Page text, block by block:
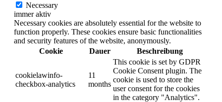
Necessary
immer aktiv
Necessary cookies are absolutely essential for the website to
function properly. These cookies ensure basic functionalities
and security features of the website, anonymously.
Cookie
Dauer Beschreibung
cookielawinfo-
checkbox-analytics
11
months
This cookie is set by GDPR
Cookie Consent plugin. The
cookie is used to store the
user consent for the cookies
in the category "Analytics".